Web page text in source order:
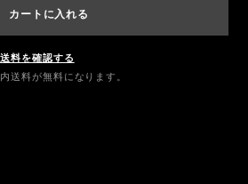
カートに入れる
送料を確認する
料が無料になります。